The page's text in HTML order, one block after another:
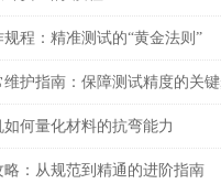
程：精准测试的“黄金法则”
护指南：保障测试精度的关
何量化材料的抗弯能力
：从规范到精通的进阶指南